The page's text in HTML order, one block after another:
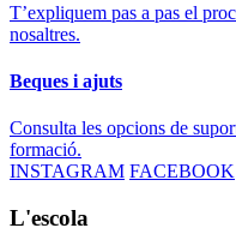
T’expliquem pas a pas el
nosaltres.
Beques i ajuts
Consulta les opcions de
formació.
INSTAGRAM FACEBOOK
L'escola